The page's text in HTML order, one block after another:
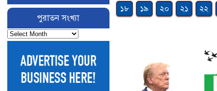
পুরাতন সংখ্যা
পুরাতন
সংখ্যা
১৮
১৯ ২০ ২১ ২২